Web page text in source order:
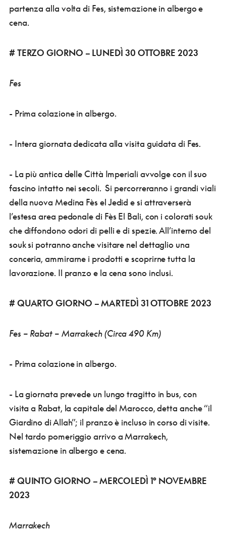
partenza alla volta di Fes, sistemazione in albergo e
cena.
# TERZO GIORNO – LUNEDÌ 30 OTTOBRE 2023
Fes
- Prima colazione in albergo.
- Intera giornata dedicata alla visita guidata di Fes.
- La più antica delle Città Imperiali avvolge con il suo
fascino intatto nei secoli. Si percorreranno i grandi viali
della nuova Medina Fès el Jedid e si attraverserà
l’estesa area pedonale di Fès El Bali, con i colorati souk
che diffondono odori di pelli e di spezie. All’interno del
souk si potranno anche visitare nel dettaglio una
conceria, ammirarne i prodotti e scoprirne tutta la
lavorazione. Il pranzo e la cena sono inclusi.
# QUARTO GIORNO – MARTEDÌ 31 OTTOBRE 2023
Fes – Rabat – Marrakech (Circa 490 Km)
- Prima colazione in albergo.
- La giornata prevede un lungo tragitto in bus, con
visita a Rabat, la capitale del Marocco, detta anche “il
Giardino di Allah”; il pranzo è incluso in corso di visite.
Nel tardo pomeriggio arrivo a Marrakech,
sistemazione in albergo e cena.
# QUINTO GIORNO – MERCOLEDÌ 1° NOVEMBRE
2023
Marrakech